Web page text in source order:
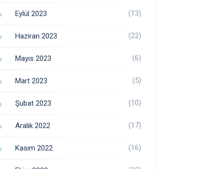
Eylül 2023 (13)
Haziran 2023 (22)
Mayıs 2023 (6)
Mart 2023 (5)
Şubat 2023 (10)
Aralık 2022 (17)
Kasım 2022 (16)